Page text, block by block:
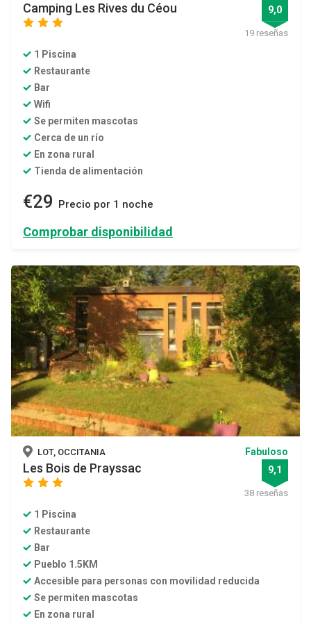
Camping Les Rives du Céou
star star
9,0
19 reseñas
1 Piscina
Restaurante
Bar
Wifi
Se permiten mascotas
Cerca de un río
En zona rural
Tienda de alimentación
€29 Precio por 1 noche
Comprobar disponibilidad
LOT, OCCITANIA
Les Bois de Prayssac
star star
Fabuloso
9,1
38 reseñas
1 Piscina
Restaurante
Bar
Pueblo 1.5KM
Accesible para personas con movilidad reducida
Se permiten mascotas
En zona rural